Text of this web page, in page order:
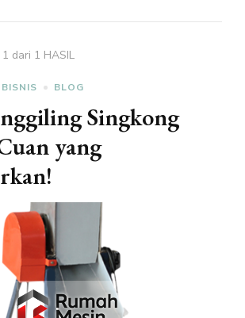
dari 1 HASIL
BISNIS BLOG
Singkong
yang